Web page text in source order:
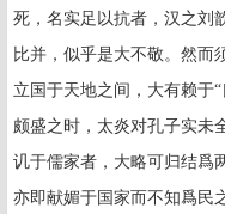
死，名实足以抗者，汉之刘歆
比并，似乎是大不敬。然而
立国于天地之间，大有赖于“
颇盛之时，太炎对孔子实未
讥于儒家者，大略可归结爲
亦即献媚于国家而不知爲民